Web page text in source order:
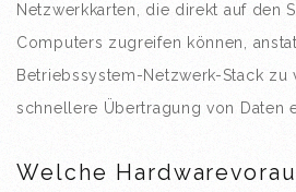
Netzwerkkarten, die direkt auf den
Computers zugreifen können,
Betriebssystem-Netzwerk-Stack zu
schnellere Übertragung von Daten
Welche